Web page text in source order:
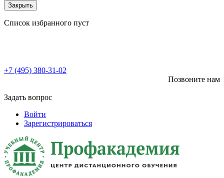
Закрыть
Список избранного пуст
+7 (495) 380-31-02
Позвоните нам
Задать вопрос
Войти
Зарегистрироваться